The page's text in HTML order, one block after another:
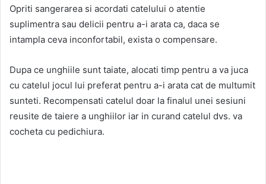
Opriti sangerarea si acordati catelului o atentie
suplimentra sau delicii pentru a-i arata ca, daca se
intampla ceva inconfortabil, exista o compensare.
Dupa ce unghiile sunt taiate, alocati timp pentru a va juca
cu catelul jocul lui preferat pentru a-i arata cat de multumit
sunteti. Recompensati catelul doar la finalul unei sesiuni
reusite de taiere a unghiilor iar in curand catelul dvs. va
cocheta cu pedichiura.